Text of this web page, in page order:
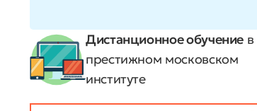
Дистанционное обучение в
престижном московском
институте